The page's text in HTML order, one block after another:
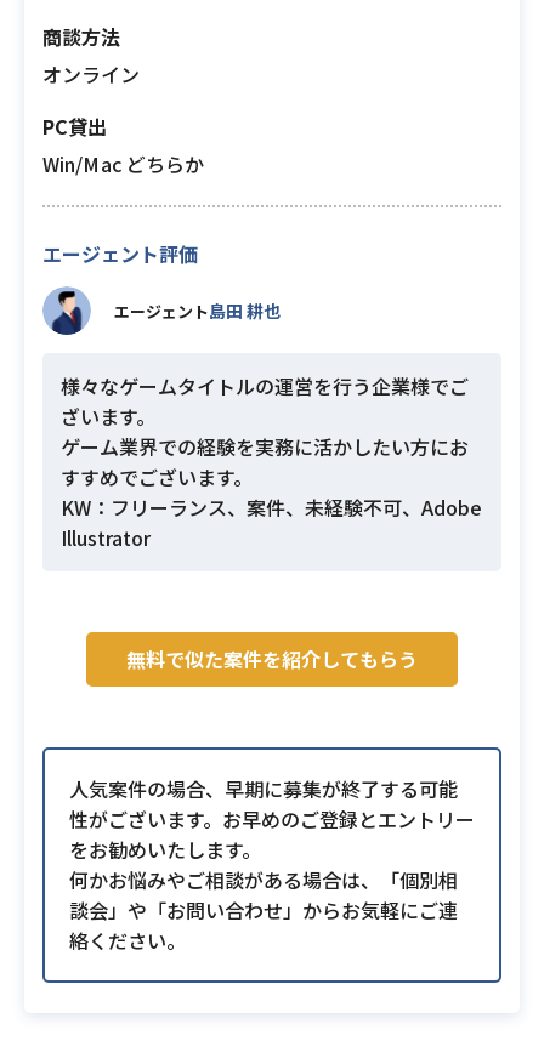
商談方法
オンライン
PC貸出
Win/Mac どちらか
エージェント評価
エージェント島田 耕也
様々なゲームタイトルの運営を行う企業様でご
ざいます。
ゲーム業界での経験を実務に活かしたい方にお
すすめでございます。
KW：フリーランス、案件、未経験不可、Adobe
Illustrator
無料で似た案件を紹介してもらう
人気案件の場合、早期に募集が終了する可能
性がございます。お早めのご登録とエントリー
をお勧めいたします。
何かお悩みやご相談がある場合は、「個別相
談会」や「お問い合わせ」からお気軽にご連
絡ください。